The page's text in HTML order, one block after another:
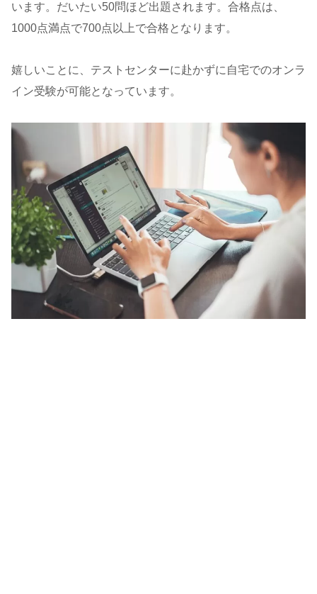
います。だいたい50問ほど出題されます。合格点は、
1000点満点で700点以上で合格となります。
嬉しいことに、テストセンターに赴かずに自宅でのオンラ
イン受験が可能となっています。